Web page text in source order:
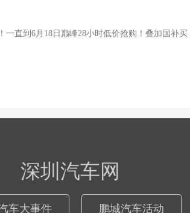
一直到6月18日巅峰28小时低价抢购！叠加国补买
深圳汽车网
车大事件 鹏城汽车活动